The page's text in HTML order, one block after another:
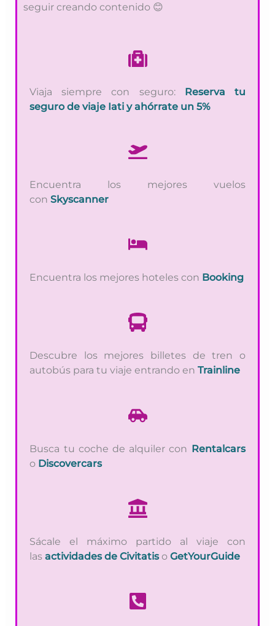
seguir creando contenido 😊
Viaja siempre con seguro:Reserva tu
seguro de viaje Iati y ahórrate un 5%
Encuentra los mejores vuelos
conSkyscanner
Encuentra los mejores hoteles con Booking
Descubre los mejores billetes de tren o
autobús para tu viaje entrando en Trainline
Busca tu coche de alquiler con Rentalcars
o Discovercars
Sácale el máximo partido al viaje con
lasactividades de Civitatis o GetYourGuide